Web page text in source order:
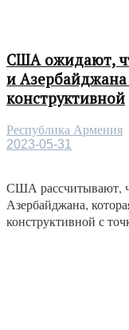
США ожидают,
и
конструктивной
Республика Армения
2023-05-31
США рассчитывают,
Азербайджана,
конструктивной с